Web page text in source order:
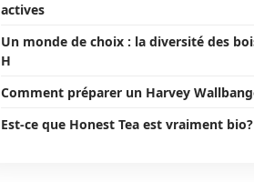
actives
Un monde de choix : la diversité des
H
Comment préparer un Harvey
Est-ce que Honest Tea est vraiment bio?